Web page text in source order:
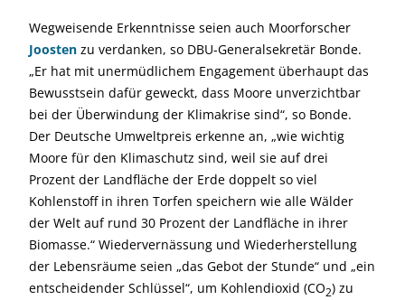
Wegweisende Erkenntnisse seien auch Moorforscher
Joosten zu verdanken, so DBU-Generalsekretär Bonde.
„Er hat mit unermüdlichem Engagement überhaupt das
Bewusstsein dafür geweckt, dass Moore unverzichtbar
bei der Überwindung der Klimakrise sind“, so Bonde.
Der Deutsche Umweltpreis erkenne an, „wie wichtig
Moore für den Klimaschutz sind, weil sie auf drei
Prozent der Landfläche der Erde doppelt so viel
Kohlenstoff in ihren Torfen speichern wie alle Wälder
der Welt auf rund 30 Prozent der Landfläche in ihrer
Biomasse.“ Wiedervernässung und Wiederherstellung
der Lebensräume seien „das Gebot der Stunde“ und „ein
entscheidender Schlüssel“, um Kohlendioxid (CO2) zu